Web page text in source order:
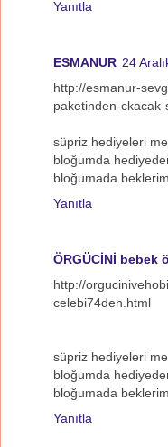
Yanıtla
ESMANUR 24
http://esmanur-
paketinden-
süpriz hediyeleri
bloğumda
bloğumada
Yanıtla
ÖRGÜCİNİ bebek
http://
celebi74den.html
süpriz hediyeleri
bloğumda
bloğumada
Yanıtla